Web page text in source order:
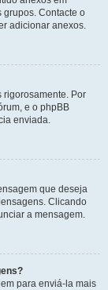
grupos. Contacte o
adicionar anexos.
rigorosamente. Por
e o phpBB
enviada.
que deseja
Clicando
a mensagem.
para enviá-la mais